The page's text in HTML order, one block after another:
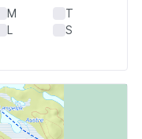
M
T
L S